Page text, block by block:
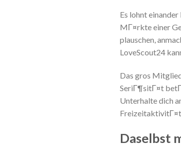
Es lohnt
MГ¤rkte einer
plauschen,
LoveScout24
Das gros
SeriГ¶sitГ¤t
Unterhalte dich
Daselbst